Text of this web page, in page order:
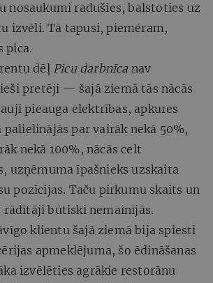
nosaukumi radušies, balstoties uz
izvēli. Tā tapusi, piemēram,
pica.
dēļ Picu darbnīca nav
pretēji — šajā ziemā tās nācās
pieauga elektrības, apkures
par vairāk nekā 50%,
nekā 100%, nācās celt
uzņēmuma īpašnieks uzskaita
pozīcijas. Taču pirkumu skaits un
rādītāji būtiski nemainījās.
klientu šajā ziemā bija spiesti
apmeklējuma, šo ēdināšanas
izvēlēties agrākie restorānu